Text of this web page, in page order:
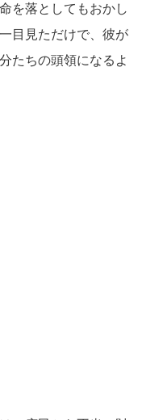
を落としてもおかし
目見ただけで、彼が
たちの頭領になるよ